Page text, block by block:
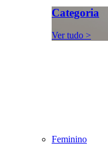
Categoria
Ver tudo >
Feminino